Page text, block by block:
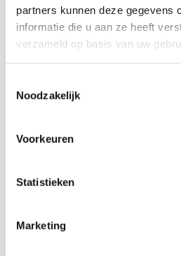
partners kunnen deze gegevens
informatie die u aan ze heeft
verzameld op basis van uw
Noodzakelijk
Voorkeuren
Statistieken
Marketing
oktober 25, 2022
Top Products
nijntje x little dutch
Nijntje en Little Dutch brengen een
collectie uit, uitgevoerd in twee
Een complete serie bestaat uit 10
Met onder meer een nijntje knuffel in
Nijntje en Little Dutch brengen een
collectie uit, uitgevoerd in twee